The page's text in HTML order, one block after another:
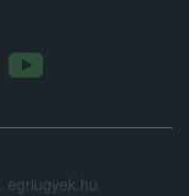
egriugyek.hu